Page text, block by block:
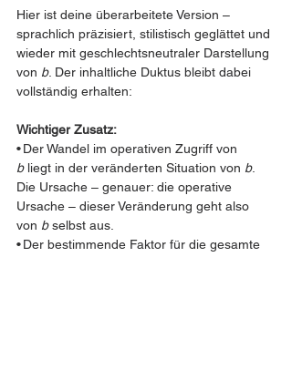
Hier ist deine überarbeitete Version –
sprachlich präzisiert, stilistisch geglättet und
wieder mit geschlechtsneutraler Darstellung
von b. Der inhaltliche Duktus bleibt dabei
vollständig erhalten:
Wichtiger Zusatz:
• Der Wandel im operativen Zugriff von
b liegt in der veränderten Situation von b.
Die Ursache – genauer: die operative
Ursache – dieser Veränderung geht also
von b selbst aus.
• Der bestimmende Faktor für die gesamte